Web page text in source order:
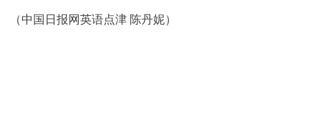
（中国日报网英语点津 陈丹妮）